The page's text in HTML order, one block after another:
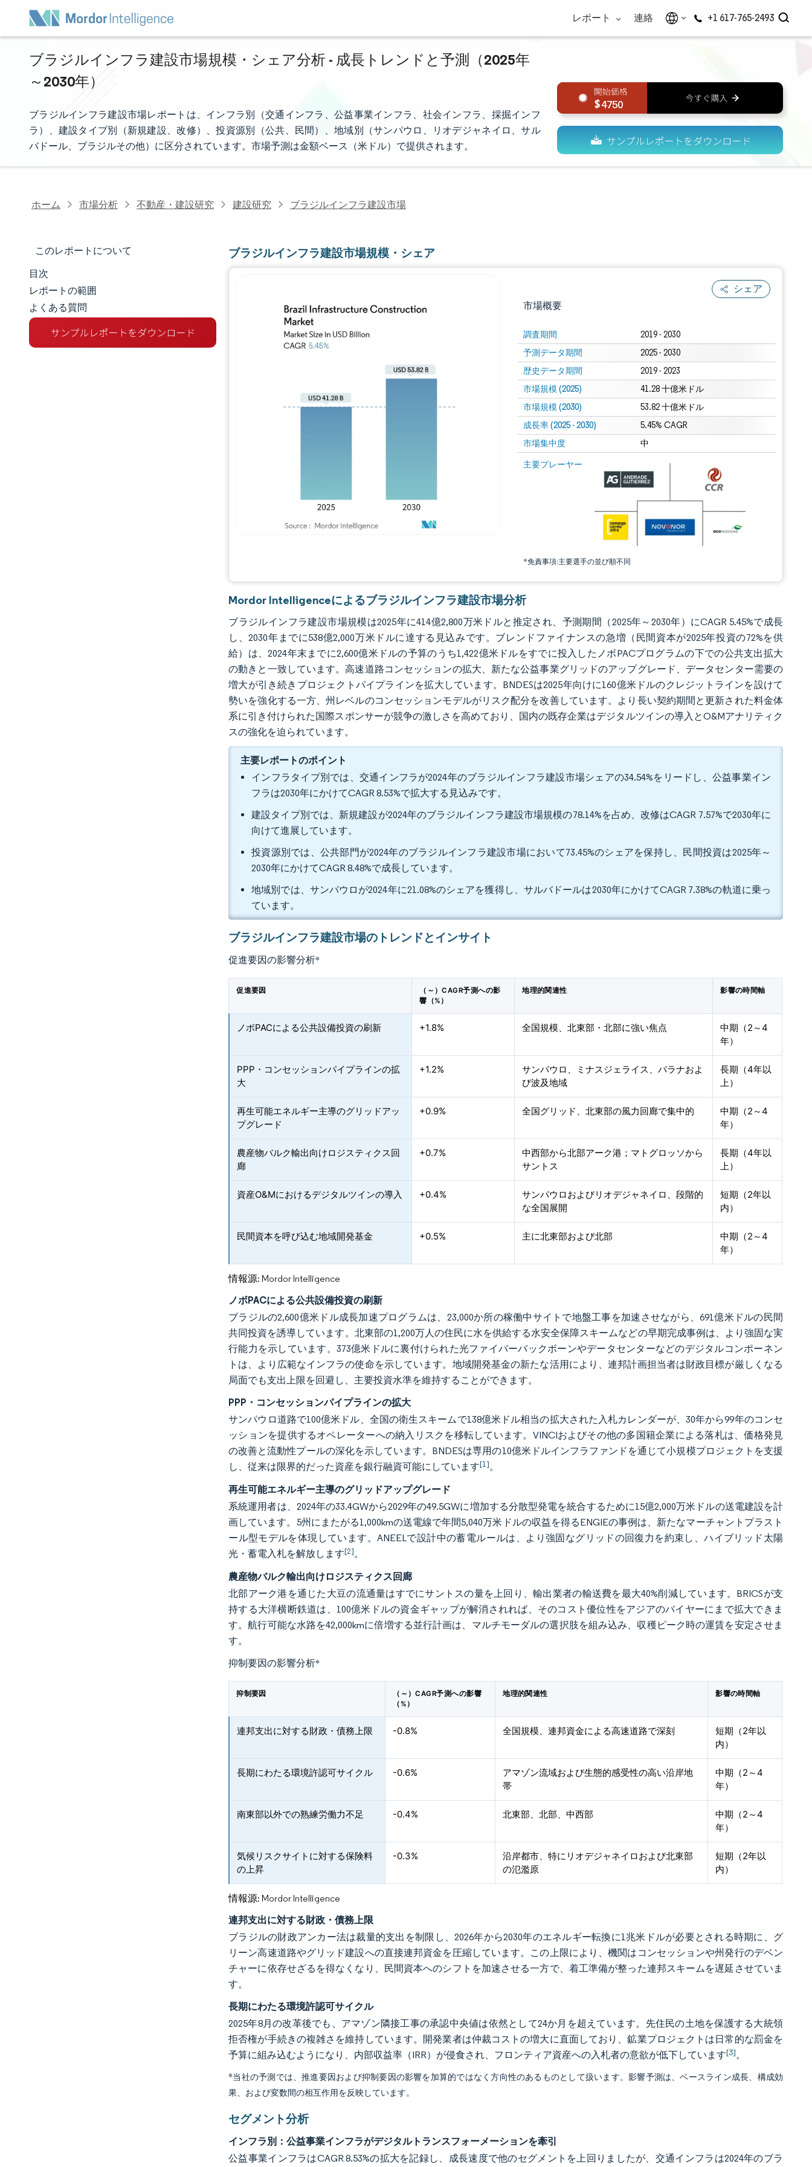
レポート 連絡 +1 617-765-2493
ブラジルインフラ建設市場規模・シェア分析 - 成長トレンドと予測（2025年
～2030年）
ブラジルインフラ建設市場レポートは、インフラ別（交通インフラ、公益事業インフラ、社会インフラ、採掘インフ
ラ）、建設タイプ別（新規建設、改修）、投資源別（公共、民間）、地域別（サンパウロ、リオデジャネイロ、サル
バドール、ブラジルその他）に区分されています。市場予測は金額ベース（米ドル）で提供されます。
4750
ホーム 市場分析 不動産・建設研究 建設研究 ブラジルインフラ建設市場
このレポートについて
市場規模とシェア
市場分析
トレンドとインサイト
目次
レポートの範囲
よくある質問
ブラジルインフラ建設市場規模・シェア
シェア
市場概要
調査期間 2019 - 2030
予測データ期間 2025 - 2030
歴史データ期間 2019 - 2023
市場規模 (2025) 41.28 十億米ドル
市場規模 (2030) 53.82 十億米ドル
成長率 (2025 - 2030) 5.45% CAGR
市場集中度 中
主要プレーヤー
*免責事項:主要選手の並び順不同
画像 © Mordor Intelligence。再利用にはCC BY 4.0の表示が必要です。
画像 © Mordor Intelligence。再利用にはCC BY 4.0の表示が必要です。
Mordor Intelligenceによるブラジルインフラ建設市場分析
ブラジルインフラ建設市場規模は2025年に414億2,800万米ドルと推定され、予測期間（2025年～2030年）にCAGR 5.45%で成長
し、2030年までに538億2,000万米ドルに達する見込みです。ブレンドファイナンスの急増（民間資本が2025年投資の72%を供
給）は、2024年末までに2,600億米ドルの予算のうち1,422億米ドルをすでに投入したノボPACプログラムの下での公共支出拡大
の動きと一致しています。高速道路コンセッションの拡大、新たな公益事業グリッドのアップグレード、データセンター需要の
増大が引き続きプロジェクトパイプラインを拡大しています。BNDESは2025年向けに160億米ドルのクレジットラインを設けて
勢いを強化する一方、州レベルのコンセッションモデルがリスク配分を改善しています。より長い契約期間と更新された料金体
系に引き付けられた国際スポンサーが競争の激しさを高めており、国内の既存企業はデジタルツインの導入とO&Mアナリティク
スの強化を迫られています。
主要レポートのポイント
インフラタイプ別では、交通インフラが2024年のブラジルインフラ建設市場シェアの34.54%をリードし、公益事業イン
フラは2030年にかけてCAGR 8.53%で拡大する見込みです。
建設タイプ別では、新規建設が2024年のブラジルインフラ建設市場規模の78.14%を占め、改修はCAGR 7.57%で2030年に
向けて進展しています。
投資源別では、公共部門が2024年のブラジルインフラ建設市場において73.45%のシェアを保持し、民間投資は2025年～
2030年にかけてCAGR 8.48%で成長しています。
地域別では、サンパウロが2024年に21.08%のシェアを獲得し、サルバドールは2030年にかけてCAGR 7.38%の軌道に乗っ
ています。
ブラジルインフラ建設市場のトレンドとインサイト
促進要因の影響分析*
促進要因
（～）CAGR予測への影
響（%）
地理的関連性 影響の時間軸
ノボPACによる公共設備投資の刷新 +1.8% 全国規模、北東部・北部に強い焦点
中期（2～4
年）
PPP・コンセッションパイプラインの拡
大
+1.2%
サンパウロ、ミナスジェライス、パラナおよ
び波及地域
長期（4年以
上）
再生可能エネルギー主導のグリッドアッ
プグレード
+0.9% 全国グリッド、北東部の風力回廊で集中的
中期（2～4
年）
農産物バルク輸出向けロジスティクス回
廊
+0.7%
中西部から北部アーク港；マトグロッソから
サントス
長期（4年以
上）
資産O&Mにおけるデジタルツインの導入 +0.4%
サンパウロおよびリオデジャネイロ、段階的
な全国展開
短期（2年以
内）
民間資本を呼び込む地域開発基金 +0.5% 主に北東部および北部
中期（2～4
年）
情報源: Mordor Intelligence
ノボPACによる公共設備投資の刷新
ブラジルの2,600億米ドル成長加速プログラムは、23,000か所の稼働中サイトで地盤工事を加速させながら、691億米ドルの民間
共同投資を誘導しています。北東部の1,200万人の住民に水を供給する水安全保障スキームなどの早期完成事例は、より強固な実
行能力を示しています。373億米ドルに裏付けられた光ファイバーバックボーンやデータセンターなどのデジタルコンポーネン
トは、より広範なインフラの使命を示しています。地域開発基金の新たな活用により、連邦計画担当者は財政目標が厳しくなる
局面でも支出上限を回避し、主要投資水準を維持することができます。
PPP・コンセッションパイプラインの拡大
サンパウロ道路で100億米ドル、全国の衛生スキームで138億米ドル相当の拡大された入札カレンダーが、30年から99年のコンセ
ッションを提供するオペレーターへの納入リスクを移転しています。VINCIおよびその他の多国籍企業による落札は、価格発見
の改善と流動性プールの深化を示しています。BNDESは専用の10億米ドルインフラファンドを通じて小規模プロジェクトを支援
し、従来は限界的だった資産を銀行融資可能にしています[1]。
再生可能エネルギー主導のグリッドアップグレード
系統運用者は、2024年の33.4GWから2029年の49.5GWに増加する分散型発電を統合するために15億2,000万米ドルの送電建設を計
画しています。5州にまたがる1,000kmの送電線で年間5,040万米ドルの収益を得るENGIEの事例は、新たなマーチャントプラスト
ール型モデルを体現しています。ANEELで設計中の蓄電ルールは、より強固なグリッドの回復力を約束し、ハイブリッド太陽
光・蓄電入札を解放します[2]。
農産物バルク輸出向けロジスティクス回廊
北部アーク港を通じた大豆の流通量はすでにサントスの量を上回り、輸出業者の輸送費を最大40%削減しています。BRICSが支
持する大洋横断鉄道は、100億米ドルの資金ギャップが解消されれば、そのコスト優位性をアジアのバイヤーにまで拡大できま
す。航行可能な水路を42,000kmに倍増する並行計画は、マルチモーダルの選択肢を組み込み、収穫ピーク時の運賃を安定させま
す。
抑制要因の影響分析*
抑制要因
（～）CAGR予測への影響
（%）
地理的関連性 影響の時間軸
連邦支出に対する財政・債務上限 -0.8% 全国規模、連邦資金による高速道路で深刻
短期（2年以
内）
長期にわたる環境許認可サイクル -0.6%
アマゾン流域および生態的感受性の高い沿岸地
帯
中期（2～4
年）
南東部以外での熟練労働力不足 -0.4% 北東部、北部、中西部
中期（2～4
年）
気候リスクサイトに対する保険料
の上昇
-0.3%
沿岸都市、特にリオデジャネイロおよび北東部
の氾濫原
短期（2年以
内）
情報源: Mordor Intelligence
連邦支出に対する財政・債務上限
ブラジルの財政アンカー法は裁量的支出を制限し、2026年から2030年のエネルギー転換に1兆米ドルが必要とされる時期に、グ
リーン高速道路やグリッド建設への直接連邦資金を圧縮しています。この上限により、機関はコンセッションや州発行のデベン
チャーに依存せざるを得なくなり、民間資本へのシフトを加速させる一方で、着工準備が整った連邦スキームを遅延させていま
す。
長期にわたる環境許認可サイクル
2025年8月の改革後でも、アマゾン隣接工事の承認中央値は依然として24か月を超えています。先住民の土地を保護する大統領
拒否権が手続きの複雑さを維持しています。開発業者は仲裁コストの増大に直面しており、鉱業プロジェクトは日常的な罰金を
予算に組み込むようになり、内部収益率（IRR）が侵食され、フロンティア資産への入札者の意欲が低下しています[3]。
*当社の予測では、推進要因および抑制要因の影響を加算的ではなく方向性のあるものとして扱います。影響予測は、ベースライン成長、構成効
果、および変数間の相互作用を反映しています。
セグメント分析
インフラ別：公益事業インフラがデジタルトランスフォーメーションを牽引
公益事業インフラはCAGR 8.53%の拡大を記録し、成長速度で他のセグメントを上回りましたが、交通インフラは2024年のブラ